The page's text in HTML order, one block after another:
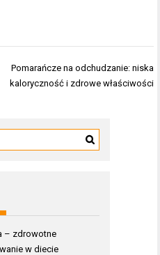
Pomarańcze na odchudzanie: niska
kaloryczność i zdrowe właściwości
– zdrowotne
w diecie